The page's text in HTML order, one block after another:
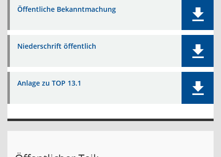
Öffentliche Bekanntmachung
Niederschrift öffentlich
Anlage zu TOP 13.1